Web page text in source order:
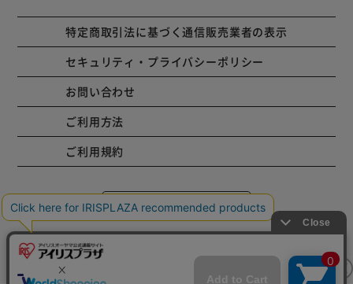
特定商取引法に基づく通信販売業者の表示
セキュリティ・プライバシーポリシー
お問い合わせ
ご利用方法
ご利用規約
コーポレートサイト